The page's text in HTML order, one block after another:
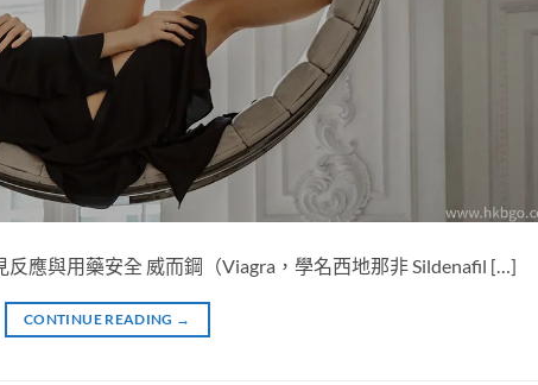
應與用藥安全 威而鋼（Viagra，學名西地那非 Sildenafil […]
CONTINUE READING →